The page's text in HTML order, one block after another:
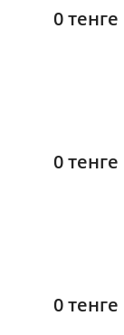
0 тенге
0 тенге
0 тенге